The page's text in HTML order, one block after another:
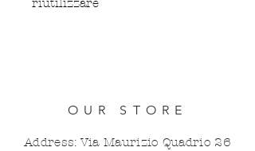
riutilizzare
OUR STORE
Address: Via Maurizio Quadrio 26